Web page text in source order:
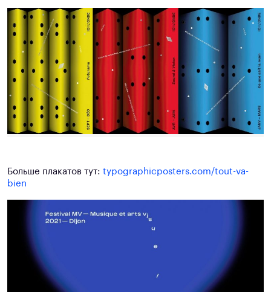
Больше плакатов тут: typographicposters.com/tout-va-
bien